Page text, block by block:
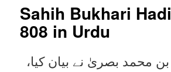
Sahih Bukhari
808 in Urdu
محمد بصریٰ نے بیان کیا،